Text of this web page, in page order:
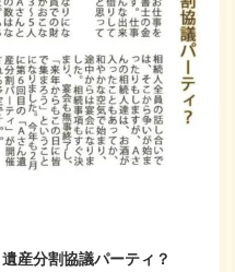
産分割協議パーティ？